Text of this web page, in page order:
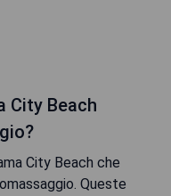
City Beach
City Beach che
Queste